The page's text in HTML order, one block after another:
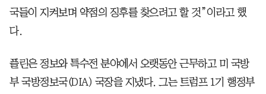
국들이 지켜보며 약점의 징후를 찾으려고 할 것”이라고 했
다.
플린은 정보와 특수전 분야에서 오랫동안 근무하고 미 국방
부 국방정보국(DIA) 국장을 지냈다. 그는 트럼프 1기 행정부